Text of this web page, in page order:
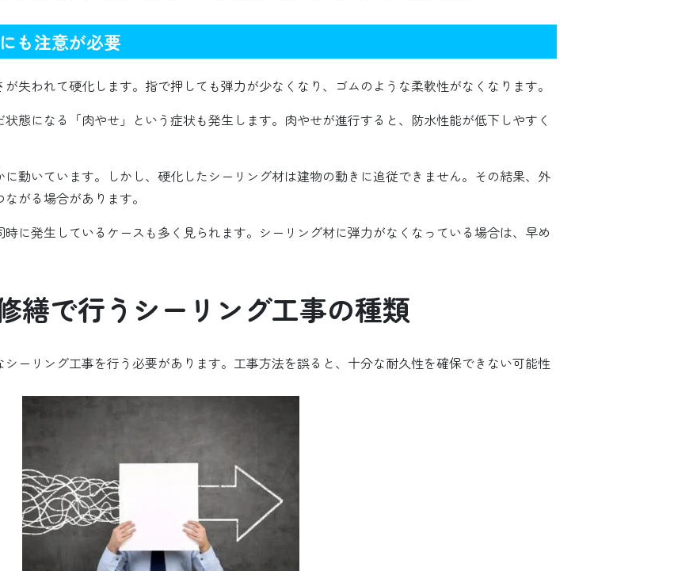
も注意が必要
失われて硬化します。指で押しても弾力が少なくなり、ゴムのような柔軟性がなくなります。
態になる「肉やせ」という症状も発生します。肉やせが進行すると、防水性能が低下しやすく
動いています。しかし、硬化したシーリング材は建物の動きに追従できません。その結果、外
がる場合があります。
に発生しているケースも多く見られます。シーリング材に弾力がなくなっている場合は、早め
繕で行うシーリング工事の種類
ーリング工事を行う必要があります。工事方法を誤ると、十分な耐久性を確保できない可能性